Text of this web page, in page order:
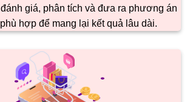
giá, phân tích và đưa ra phương án
hợp để mang lại kết quả lâu dài.